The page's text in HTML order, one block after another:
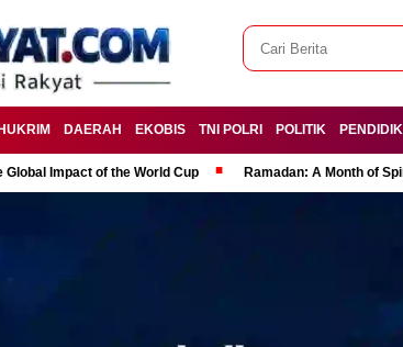
HUKRIM DAERAH EKOBIS TNI POLRI POLITIK
Impact of the World Cup Ramadan: A Month of